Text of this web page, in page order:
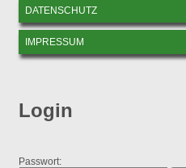
DATENSCHUTZ
IMPRESSUM
Login
Passwort: